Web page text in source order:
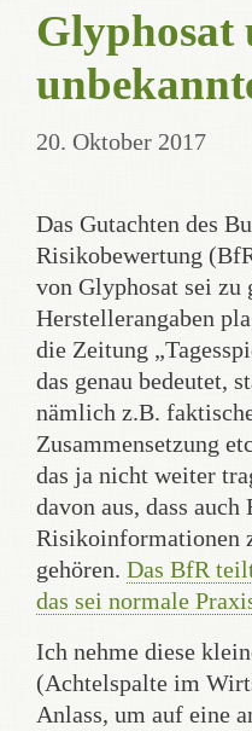
Glyphosat
20. Oktober 2017
Das Gutachten des
Risikobewertung
von Glyphosat sei zu
Herstellerangaben
die Zeitung
das genau bedeutet,
nämlich z.B.
Zusammensetzung
das ja nicht weiter
davon aus, dass
Risikoinformationen
gehören. Das BfR
das sei normale
Ich nehme diese
(Achtelspalte im
Anlass, um auf eine